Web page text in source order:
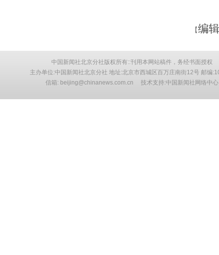
【编
中国新闻社北京分社版权所有::刊用本网站稿件，务经书面授权
主办单位:中国新闻社北京分社 地址:北京市西城区百万庄南街12号 邮编
信箱: beijing@chinanews.com.cn 技术支持:中国新闻社网络中心